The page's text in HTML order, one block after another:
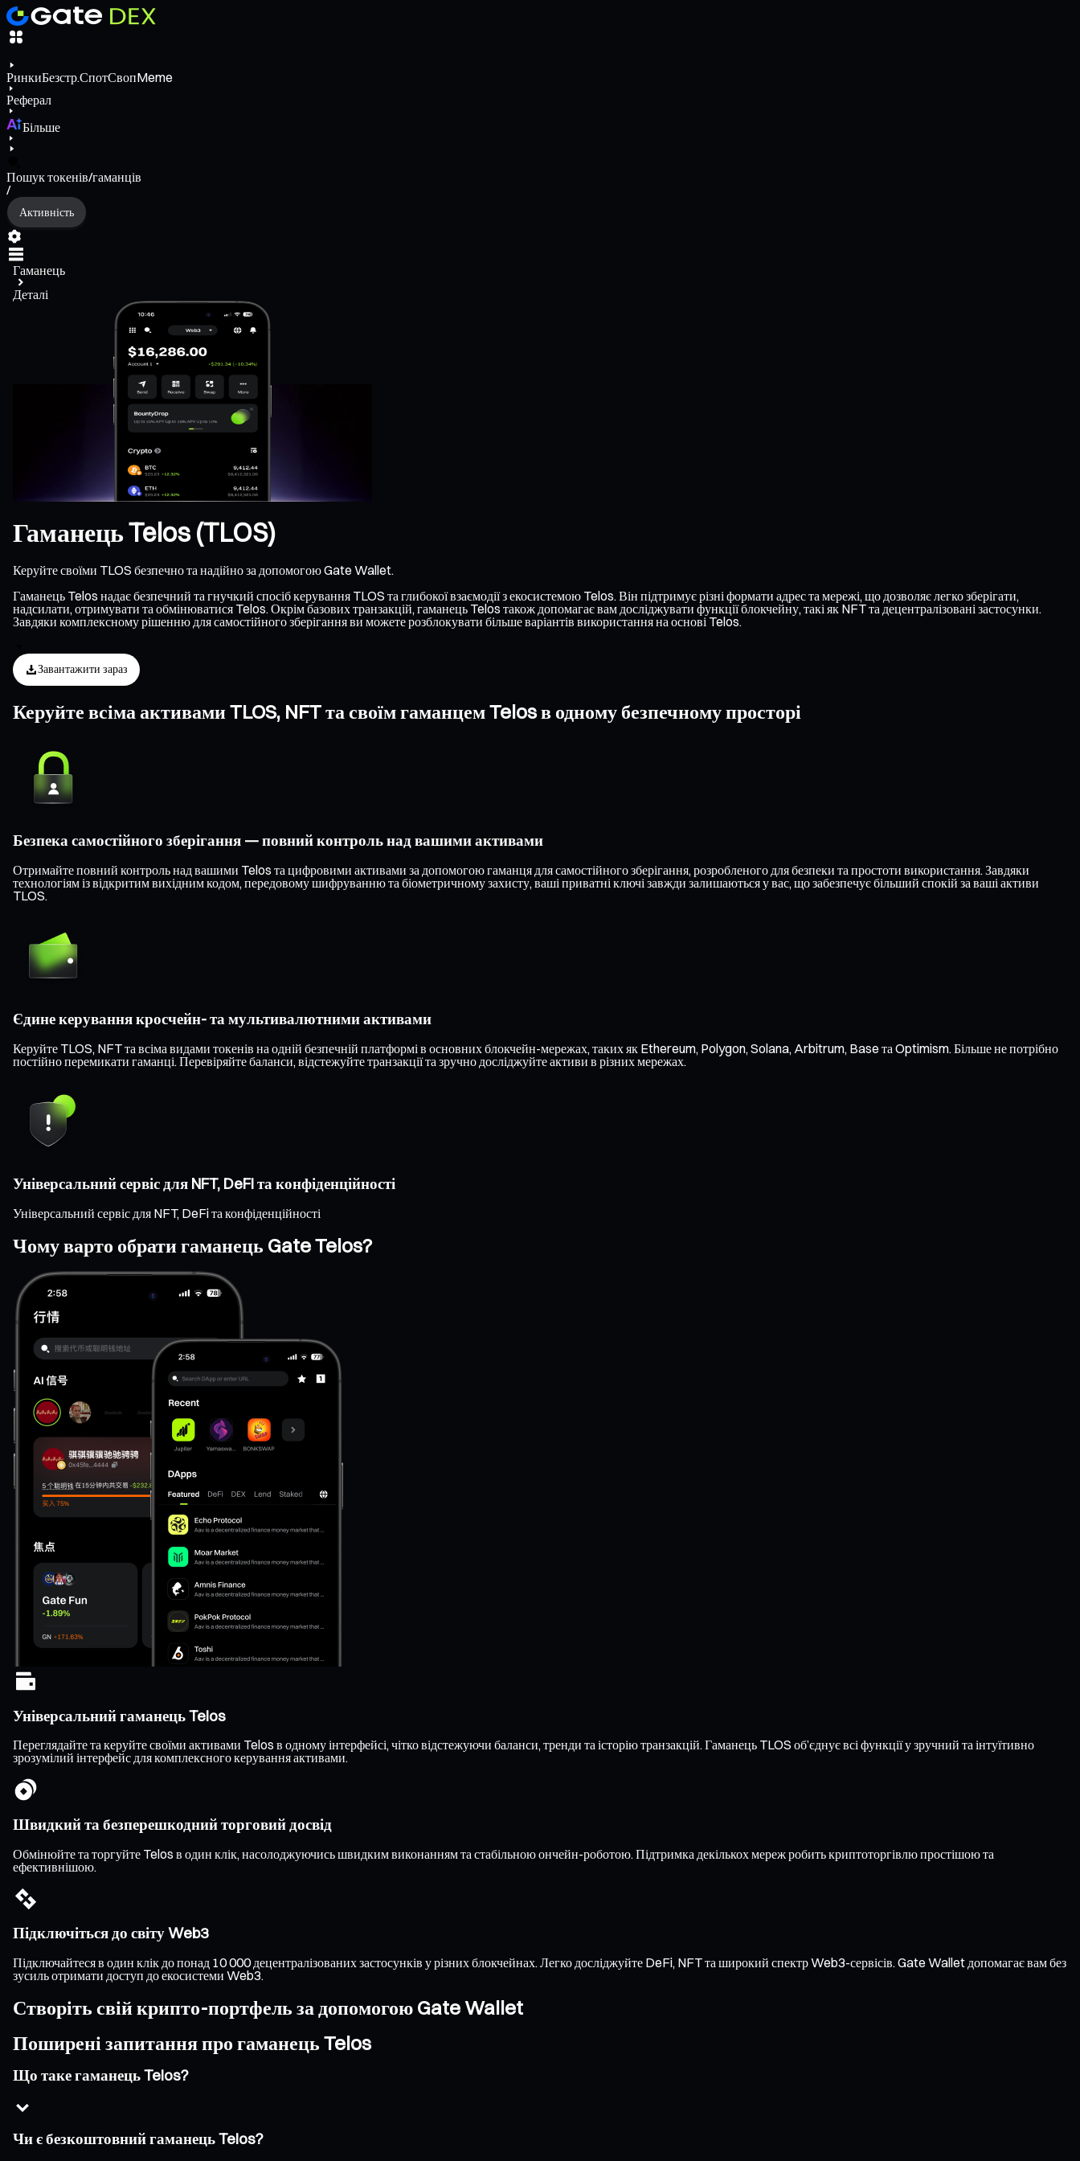
РинкиБезстр.СпотСвопMeme
Реферал
Більше
Пошук токенів/гаманців
/
Активність
Гаманець
Деталі
Гаманець Telos (TLOS)
Керуйте своїми TLOS безпечно та надійно за допомогою Gate Wallet.
Гаманець Telos надає безпечний та гнучкий спосіб керування TLOS та глибокої взаємодії з екосистемою Telos. Він підтримує різні формати адрес та мережі, що дозволяє легко зберігати,
надсилати, отримувати та обмінюватися Telos. Окрім базових транзакцій, гаманець Telos також допомагає вам досліджувати функції блокчейну, такі як NFT та децентралізовані застосунки.
Завдяки комплексному рішенню для самостійного зберігання ви можете розблокувати більше варіантів використання на основі Telos.
Завантажити зараз
Керуйте всіма активами TLOS, NFT та своїм гаманцем Telos в одному безпечному просторі
Безпека самостійного зберігання — повний контроль над вашими активами
Отримайте повний контроль над вашими Telos та цифровими активами за допомогою гаманця для самостійного зберігання, розробленого для безпеки та простоти використання. Завдяки
технологіям із відкритим вихідним кодом, передовому шифруванню та біометричному захисту, ваші приватні ключі завжди залишаються у вас, що забезпечує більший спокій за ваші активи
TLOS.
Єдине керування кросчейн- та мультивалютними активами
Керуйте TLOS, NFT та всіма видами токенів на одній безпечній платформі в основних блокчейн-мережах, таких як Ethereum, Polygon, Solana, Arbitrum, Base та Optimism. Більше не потрібно
постійно перемикати гаманці. Перевіряйте баланси, відстежуйте транзакції та зручно досліджуйте активи в різних мережах.
Універсальний сервіс для NFT, DeFi та конфіденційності
Універсальний сервіс для NFT, DeFi та конфіденційності
Чому варто обрати гаманець Gate Telos?
Універсальний гаманець Telos
Переглядайте та керуйте своїми активами Telos в одному інтерфейсі, чітко відстежуючи баланси, тренди та історію транзакцій. Гаманець TLOS об’єднує всі функції у зручний та інтуїтивно
зрозумілий інтерфейс для комплексного керування активами.
Швидкий та безперешкодний торговий досвід
Обмінюйте та торгуйте Telos в один клік, насолоджуючись швидким виконанням та стабільною ончейн-роботою. Підтримка декількох мереж робить криптоторгівлю простішою та
ефективнішою.
Підключіться до світу Web3
Підключайтеся в один клік до понад 10 000 децентралізованих застосунків у різних блокчейнах. Легко досліджуйте DeFi, NFT та широкий спектр Web3-сервісів. Gate Wallet допомагає вам без
зусиль отримати доступ до екосистеми Web3.
Створіть свій крипто-портфель за допомогою Gate Wallet
Поширені запитання про гаманець Telos
Що таке гаманець Telos?
Чи є безкоштовний гаманець Telos?